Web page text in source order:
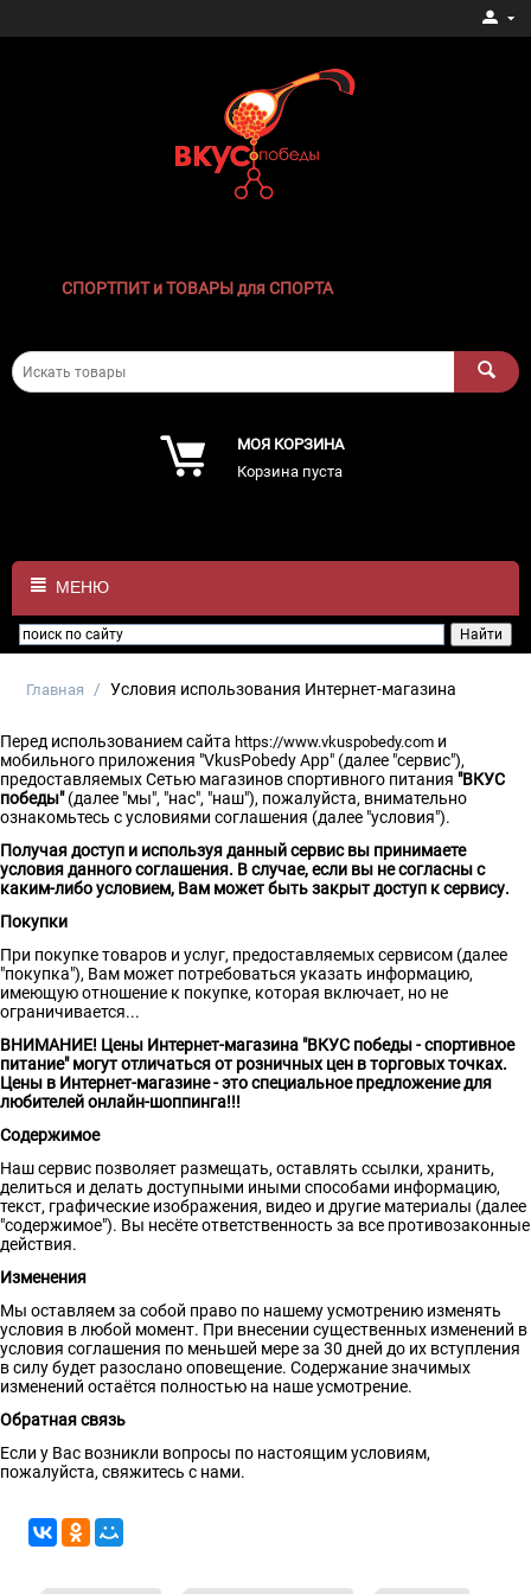
СПОРТПИТ и ТОВАРЫ для СПОРТА
МОЯ КОРЗИНА
Корзина пуста
МЕНЮ
Главная / Условия использования Интернет-магазина
Перед использованием сайта https://www.vkuspobedy.com и
мобильного приложения "VkusPobedy App" (далее "сервис"),
предоставляемых Сетью магазинов спортивного питания "ВКУС
победы" (далее "мы", "нас", "наш"), пожалуйста, внимательно
ознакомьтесь с условиями соглашения (далее "условия").
Получая доступ и используя данный сервис вы принимаете
условия данного соглашения. В случае, если вы не согласны с
каким-либо условием, Вам может быть закрыт доступ к сервису.
Покупки
При покупке товаров и услуг, предоставляемых сервисом (далее
"покупка"), Вам может потребоваться указать информацию,
имеющую отношение к покупке, которая включает, но не
ограничивается...
ВНИМАНИЕ! Цены Интернет-магазина "ВКУС победы - спортивное
питание" могут отличаться от розничных цен в торговых точках.
Цены в Интернет-магазине - это специальное предложение для
любителей онлайн-шоппинга!!!
Содержимое
Наш сервис позволяет размещать, оставлять ссылки, хранить,
делиться и делать доступными иными способами информацию,
текст, графические изображения, видео и другие материалы (далее
"содержимое"). Вы несёте ответственность за все противозаконные
действия.
Изменения
Мы оставляем за собой право по нашему усмотрению изменять
условия в любой момент. При внесении существенных изменений в
условия соглашения по меньшей мере за 30 дней до их вступления
в силу будет разослано оповещение. Содержание значимых
изменений остаётся полностью на наше усмотрение.
Обратная связь
Если у Вас возникли вопросы по настоящим условиям,
пожалуйста, свяжитесь с нами.